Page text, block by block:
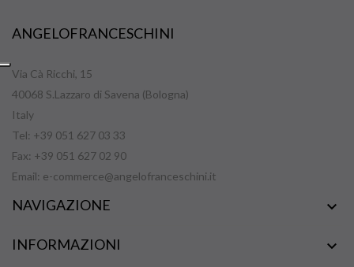
ANGELOFRANCESCHINI
Via Cà Ricchi, 15
40068 S.Lazzaro di Savena (Bologna)
Italy
Tel: +39 051 627 03 33
Fax: +39 051 627 02 90
Email: e-commerce@angelofranceschini.it
NAVIGAZIONE 
INFORMAZIONI 